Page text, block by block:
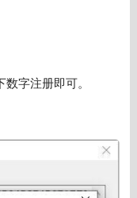
字注册即可。